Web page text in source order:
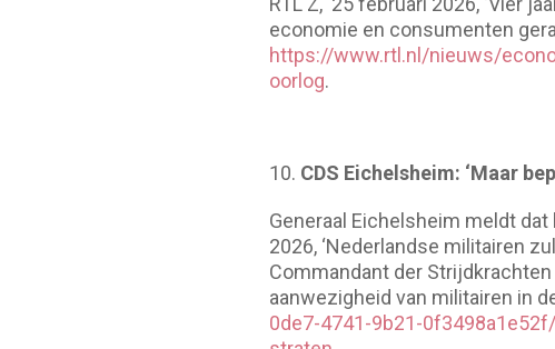
economie en consumenten
https://www.rtl.nl/nieuws/
oorlog.
CDS Eichelsheim: ‘Maar
Generaal Eichelsheim meldt dat
2026, ‘Nederlandse militairen
Commandant der
aanwezigheid van militairen in
0de7-4741-9b21-